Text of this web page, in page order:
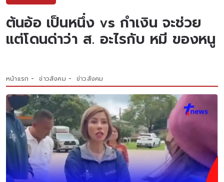
ต้นอ้อ เป็นหนึ่ง vs กำเงิน จะช่วย
แต่โดนด่าว่า ส. อะไรกับ หมี ของหนู
หน้าแรก ข่าวสังคม ข่าวสังคม